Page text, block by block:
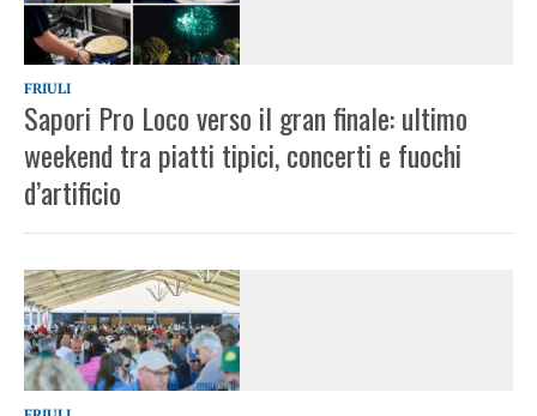
FRIULI
Sapori Pro Loco verso il gran finale: ultimo
weekend tra piatti tipici, concerti e fuochi
d’artificio